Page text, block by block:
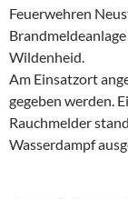
Feuerwehren
Wildenheid.
Am Einsatzort
gegeben werden.
Rauchmelder
Wasserdampf